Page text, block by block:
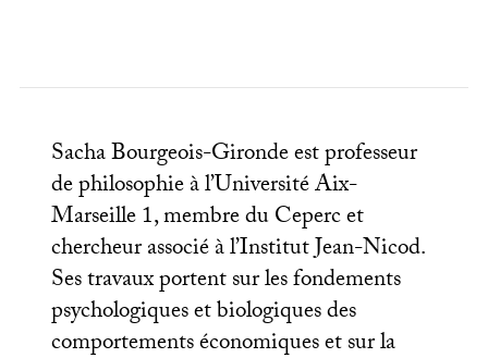
Sacha Bourgeois-Gironde est professeur
de philosophie à l’Université Aix-
Marseille 1, membre du Ceperc et
chercheur associé à l’Institut Jean-Nicod.
Ses travaux portent sur les fondements
psychologiques et biologiques des
comportements économiques et sur la